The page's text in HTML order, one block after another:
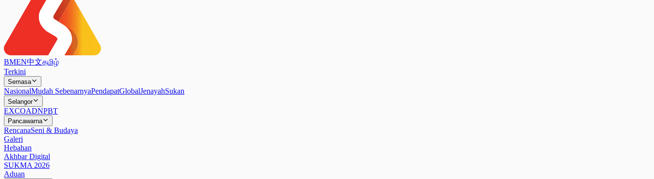
BMEN中文தமிழ்
Terkini
Semasa
NasionalMudah SebenarnyaPendapatGlobalJenayahSukan
Selangor
EXCOADNPBT
Pancawarna
RencanaSeni & Budaya
Galeri
Hebahan
Akhbar Digital
SUKMA 2026
Aduan